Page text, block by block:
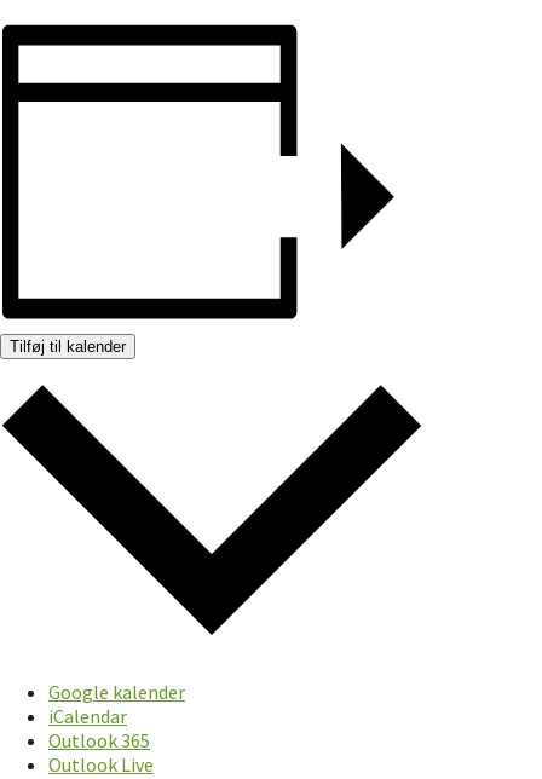
Tilføj til kalender
Google kalender
iCalendar
Outlook 365
Outlook Live